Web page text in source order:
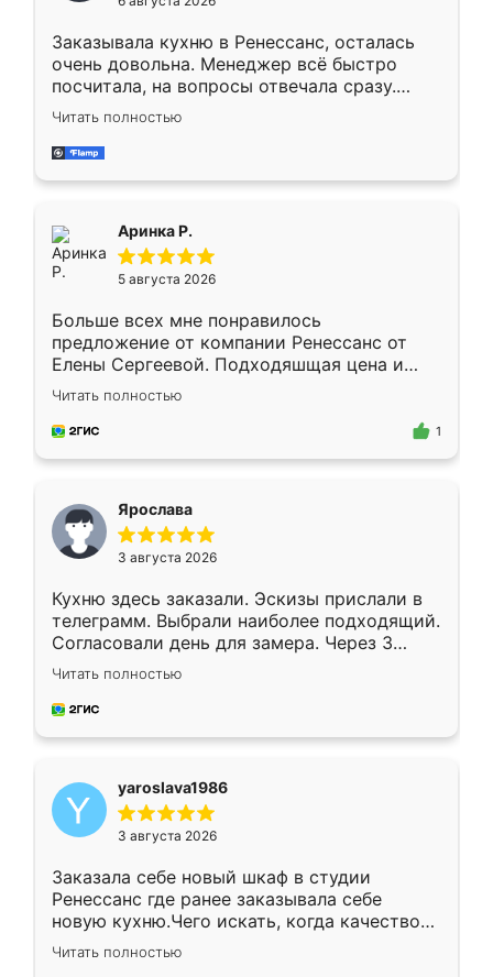
мебели буду заказывать только здесь.
Заказывала кухню в Ренессанс, осталась
очень довольна. Менеджер всё быстро
посчитала, на вопросы отвечала сразу.
Замерщик приехал в субботу, подошёл к
делу со всей ответственностью. Собрали
за день, ребята работали аккуратно, даже
Читать полностью
Аринка Р.
5 августа 2026
Больше всех мне понравилось
предложение от компании Ренессанс от
Елены Сергеевой. Подходяшщая цена и
короткие сроки изготовления. Приехавший
для замера сотрудник Владислав
предложил по моему эскизу самый
Читать полностью
1
Ярослава
3 августа 2026
Кухню здесь заказали. Эскизы прислали в
телеграмм. Выбрали наиболее подходящий.
Согласовали день для замера. Через 3
недели кухня была уже готова. Остались
довольны работой. Спасибо Ренессанс
мебель за качественную работу!
Читать полностью
yaroslava1986
3 августа 2026
Заказала себе новый шкаф в студии
Ренессанс где ранее заказывала себе
новую кухню.Чего искать, когда качеством
вполне довольна. Служит кухня уже почти
два года, нареканий нет.
Читать полностью